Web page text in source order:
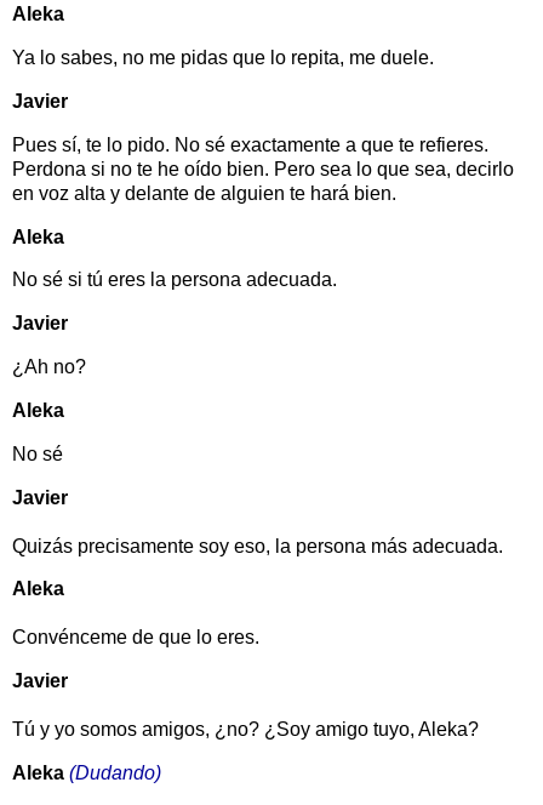
Aleka
Ya lo sabes, no me pidas que lo repita, me duele.
Javier
Pues sí, te lo pido. No sé exactamente a que te refieres.
Perdona si no te he oído bien. Pero sea lo que sea, decirlo
en voz alta y delante de alguien te hará bien.
Aleka
No sé si tú eres la persona adecuada.
Javier
¿Ah no?
Aleka
No sé
Javier
Quizás precisamente soy eso, la persona más adecuada.
Aleka
Convénceme de que lo eres.
Javier
Tú y yo somos amigos, ¿no? ¿Soy amigo tuyo, Aleka?
Aleka (Dudando)